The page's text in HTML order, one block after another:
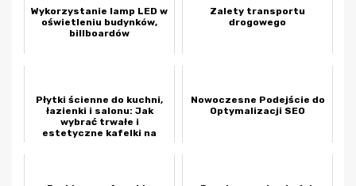
Wykorzystanie lamp LED w
oświetleniu budynków,
billboardów
Zalety transportu
drogowego
Płytki ścienne do kuchni,
łazienki i salonu: Jak
wybrać trwałe i
estetyczne kafelki na
Nowoczesne Podejście do
Optymalizacji SEO